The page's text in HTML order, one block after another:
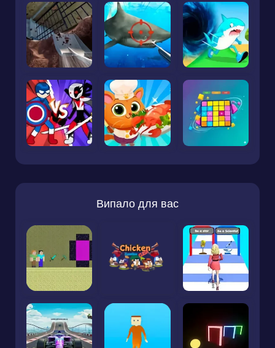
Випало для вас